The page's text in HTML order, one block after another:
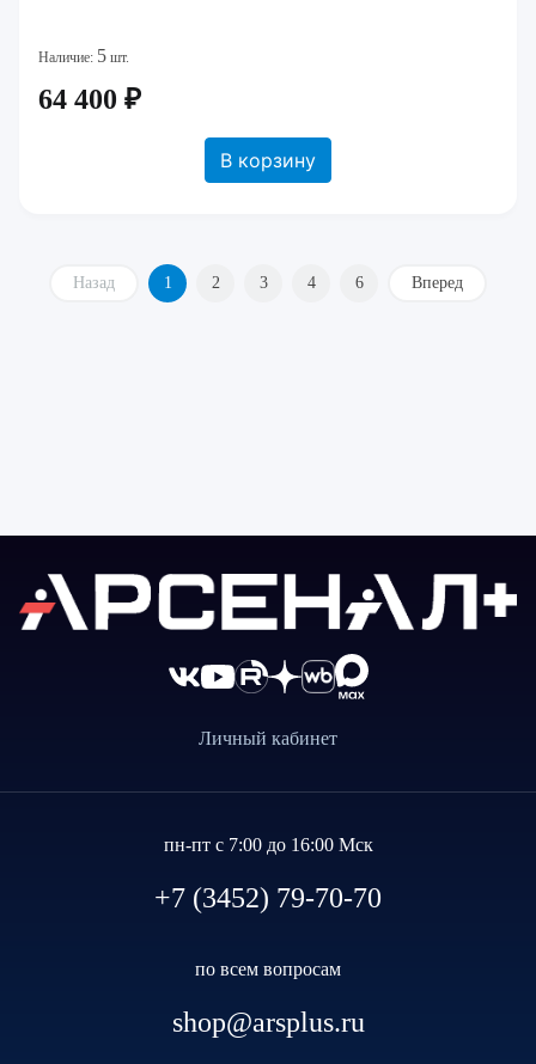
Наличие: 5 шт.
64 400 ₽
В корзину
Назад 1 2 3 4 6 Вперед
Личный кабинет
пн-пт с 7:00 до 16:00 Мск
+7 (3452) 79-70-70
по всем вопросам
shop@arsplus.ru